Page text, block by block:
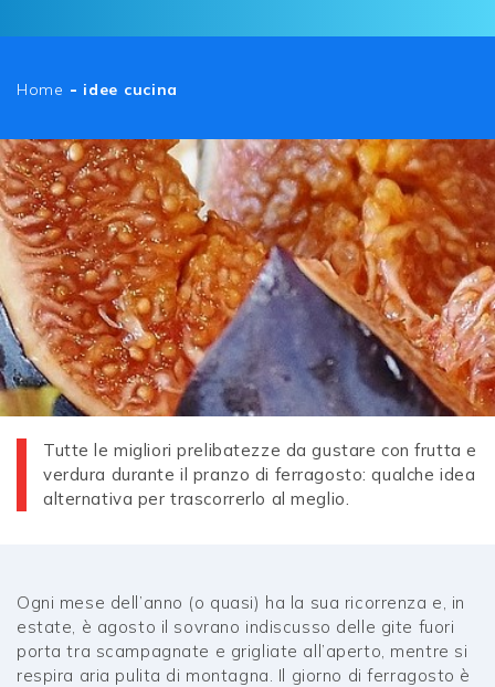
Home - idee cucina
Tutte le migliori prelibatezze da gustare con frutta e
verdura durante il pranzo di ferragosto: qualche idea
alternativa per trascorrerlo al meglio.
Ogni mese dell’anno (o quasi) ha la sua ricorrenza e, in
estate, è agosto il sovrano indiscusso delle gite fuori
porta tra scampagnate e grigliate all’aperto, mentre si
respira aria pulita di montagna. Il giorno di ferragosto è